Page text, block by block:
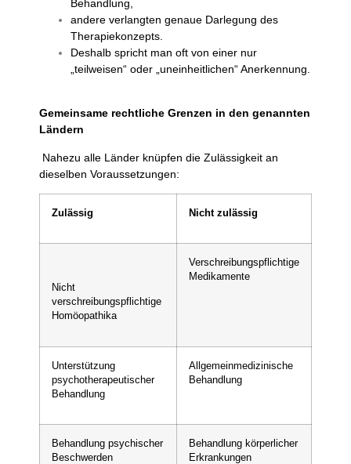
Behandlung,
andere verlangten genaue Darlegung des
Therapiekonzepts.
Deshalb spricht man oft von einer nur
„teilweisen“ oder „uneinheitlichen“ Anerkennung.
Gemeinsame rechtliche Grenzen in den genannten
Ländern
Nahezu alle Länder knüpfen die Zulässigkeit an
dieselben Voraussetzungen:
Zulässig Nicht zulässig
Nicht
verschreibungspflichtige
Homöopathika
Verschreibungspflichtige
Medikamente
Unterstützung
psychotherapeutischer
Behandlung
Allgemeinmedizinische
Behandlung
Behandlung psychischer
Beschwerden
Behandlung körperlicher
Erkrankungen